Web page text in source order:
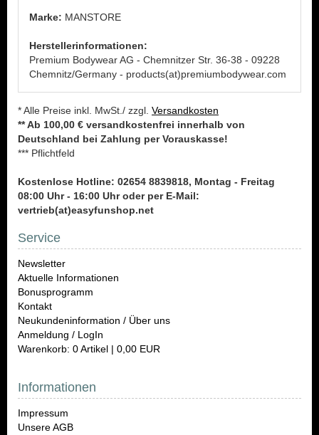
Marke: MANSTORE
Herstellerinformationen:
Premium Bodywear AG - Chemnitzer Str. 36-38 - 09228
Chemnitz/Germany - products(at)premiumbodywear.com
* Alle Preise inkl. MwSt./ zzgl. Versandkosten
** Ab 100,00 € versandkostenfrei innerhalb von
Deutschland bei Zahlung per Vorauskasse!
*** Pflichtfeld
Kostenlose Hotline: 02654 8839818, Montag - Freitag
08:00 Uhr - 16:00 Uhr oder per E-Mail:
vertrieb(at)easyfunshop.net
Service
Newsletter
Aktuelle Informationen
Bonusprogramm
Kontakt
Neukundeninformation / Über uns
Anmeldung / LogIn
Warenkorb: 0 Artikel | 0,00 EUR
Informationen
Impressum
Unsere AGB